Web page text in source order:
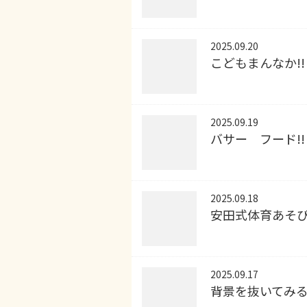
2025.09.20
こどもまんなか!!
2025.09.19
バサー フード!!
2025.09.18
安田式体育あそ
2025.09.17
背景を抜いてみ